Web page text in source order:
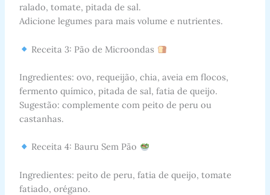
ralado, tomate, pitada de sal.
Adicione legumes para mais volume e nutrientes.
Receita 3: Pão de Microondas
Ingredientes: ovo, requeijão, chia, aveia em flocos,
fermento químico, pitada de sal, fatia de queijo.
Sugestão: complemente com peito de peru ou
castanhas.
Receita 4: Bauru Sem Pão
Ingredientes: peito de peru, fatia de queijo, tomate
fatiado, orégano.